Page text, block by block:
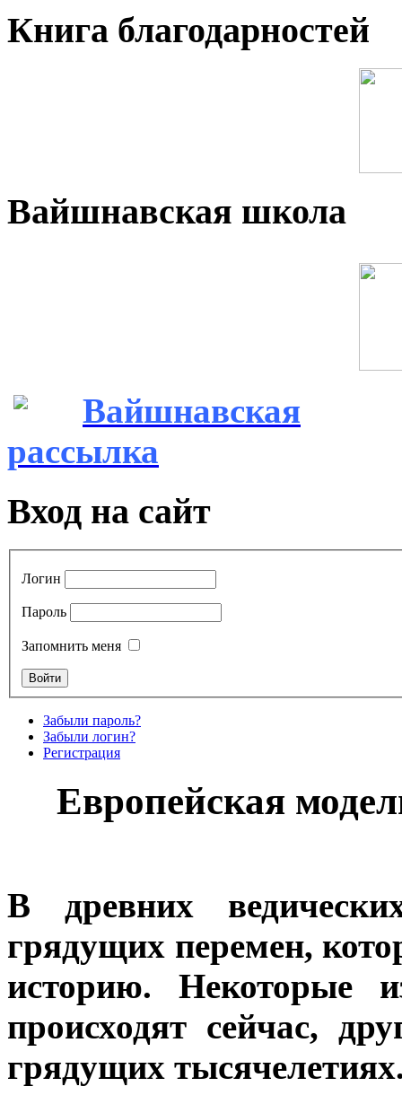
Книга благодарностей
Вайшнавская школа
Вайшнавская
рассылка
Вход на сайт
Логин
Пароль
Запомнить меня
Забыли пароль?
Забыли логин?
Регистрация
Европейская
В древних
грядущих перемен,
историю. Некоторые
происходят сейчас,
грядущих